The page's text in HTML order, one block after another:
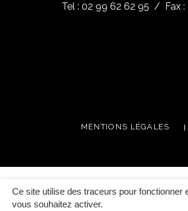
Ce site utilise des traceurs pour fonctionner
vous souhaitez activer.
Tel : 02 99 62 62 95 / Fax :
MENTIONS LÉGALES